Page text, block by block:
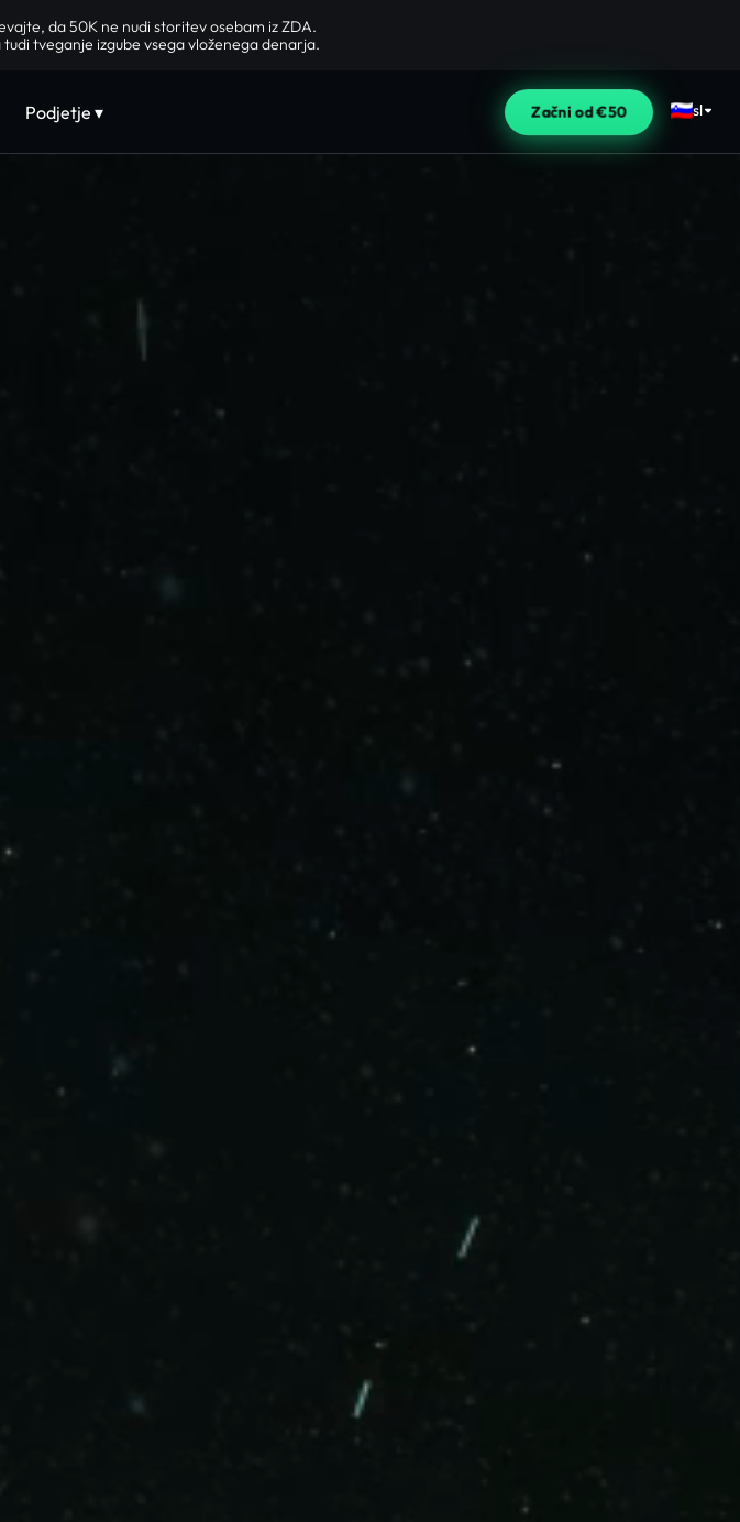
da 50K ne nudi storitev osebam iz ZDA.
tveganje izgube vsega vloženega denarja.
Podjetje ▾ Začni od €50 sl